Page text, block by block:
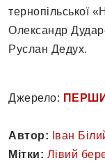
тернопільської
Олександр
Руслан Дедух.
Джерело:
Автор: Іван
Мітки: Лівий